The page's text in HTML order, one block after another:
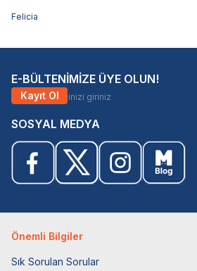
Felicia
E-BÜLTENİMİZE ÜYE OLUN!
Kayıt Ol
SOSYAL MEDYA
Önemli Bilgiler
Sık Sorulan Sorular